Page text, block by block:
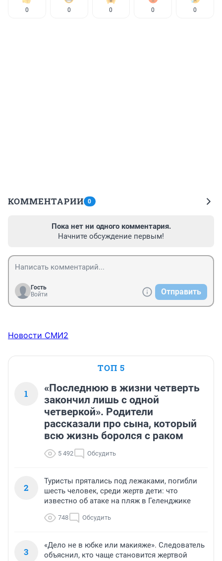
0 0 0 0 0
КОММЕНТАРИИ 0
Пока нет ни одного комментария.
Начните обсуждение первым!
Гость
Войти
Отправить
Новости СМИ2
ТОП 5
1
«Последнюю в жизни четверть
закончил лишь с одной
четверкой». Родители
рассказали про сына, который
всю жизнь боролся с раком
5 492 Обсудить
2
Туристы прятались под лежаками, погибли
шесть человек, среди жертв дети: что
известно об атаке на пляж в Геленджике
748 Обсудить
3
«Дело не в юбке или макияже». Следователь
объяснил, кто чаще становится жертвой